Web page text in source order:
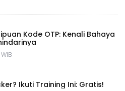
Kode OTP: Kenali Bahaya
Ikuti Training Ini: Gratis!